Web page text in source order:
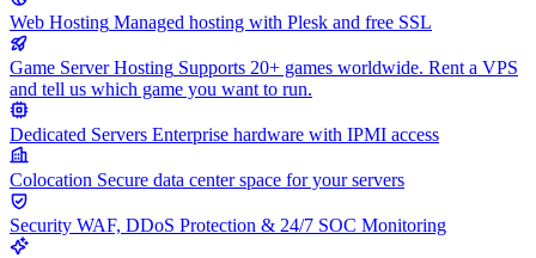
Web Hosting Managed hosting with Plesk and free SSL
Game Server Hosting Supports 20+ games worldwide. Rent a VPS
and tell us which game you want to run.
Dedicated Servers Enterprise hardware with IPMI access
Colocation Secure data center space for your servers
Security WAF, DDoS Protection & 24/7 SOC Monitoring